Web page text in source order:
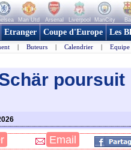
Man Utd Arsenal Liverpool ManCity
Etranger Coupe d'Europe Les
| Buteurs | Calendrier | Equipe
Email